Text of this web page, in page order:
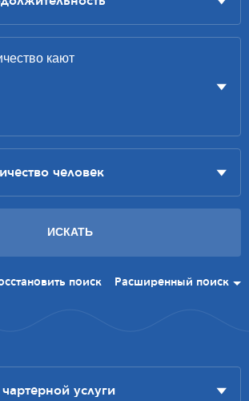
поиск Расширенный поиск